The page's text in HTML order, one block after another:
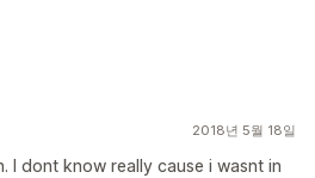
2018년 5월 18일
I dont know really cause i wasnt in